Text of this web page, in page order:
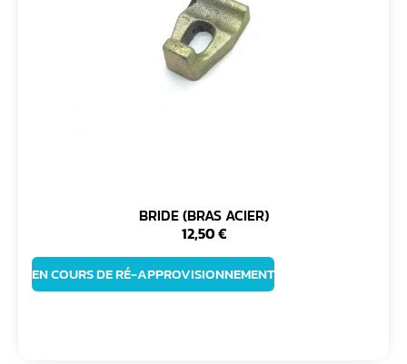
BRIDE (BRAS ACIER)
12,50€
EN COURS DE RÉ-APPROVISIONNEMENT